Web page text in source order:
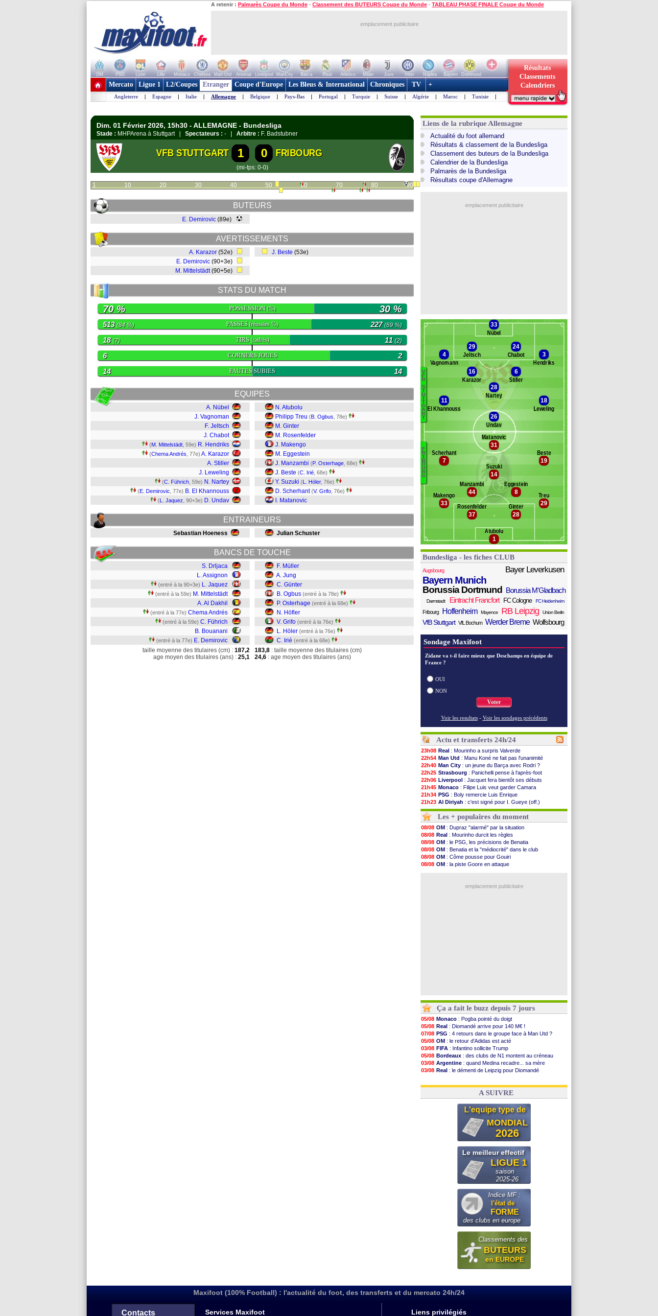
A retenir : Palmarès Coupe du Monde - Classement des BUTEURS Coupe du Monde - TABLEAU PHASE FINALE Coupe du Monde
emplacement publicitaire
OM PSG Lyon Lille Monaco Chelsea Man Utd Arsenal Liverpool ManCity Barca Real Atletico Milan Juve Inter Naples Bayern
Dortmund
+ de clubs
Résultats
Classements
Calendriers
Mercato Ligue 1 L2/Coupes Etranger Coupe d'Europe Les Bleus & International Chroniques TV +
Angleterre | Espagne | Italie | Allemagne | Belgique | Pays-Bas | Portugal | Turquie | Suisse | Algérie | Maroc | Tunisie |
Dim. 01 Février 2026, 15h30 - ALLEMAGNE - Bundesliga
Stade : MHPArena à Stuttgart | Spectateurs : - | Arbitre : F. Badstubner
VFB STUTTGART 1 0 FRIBOURG
(mi-tps: 0-0)
1 10 20 30 40 50 60 70 80 90
BUTEURS
E. Demirovic (89e)
AVERTISSEMENTS
A. Karazor (52e)
E. Demirovic (90+3e)
M. Mittelstädt(90+5e)
J. Beste (53e)
STATS DU MATCH
POSSESSION(%)
70 % 30 %
PASSES(réussies %)
513(84 %) 227(69 %)
TIRS(cadrés)
18(7) 11 (2)
CORNERS JOUES
6 2
FAUTES SUBIES
14 14
EQUIPES
A. Nübel
J. Vagnoman
F. Jeltsch
J. Chabot
(M. Mittelstädt , 59e) R. Hendriks
(Chema Andrés , 77e) A. Karazor
A. Stiller
J. Leweling
(C. Führich , 59e) N. Nartey
(E. Demirovic , 77e) B. El Khannouss
(L. Jaquez , 90+3e) D. Undav
N. Atubolu
Philipp Treu (B. Ogbus , 78e)
M. Ginter
M. Rosenfelder
J. Makengo
M. Eggestein
J. Manzambi (P. Osterhage , 68e)
J. Beste (C. Irié , 68e)
Y. Suzuki (L. Höler, 76e)
D. Scherhant (V. Grifo , 76e)
I. Matanovic
ENTRAINEURS
Sebastian Hoeness Julian Schuster
BANCS DE TOUCHE
S. Drljaca
L. Assignon
(entré à la 90+3e) L. Jaquez
(entré à la 59e) M. Mittelstädt
A. Al Dakhil
(entré à la 77e) Chema Andrés
(entré à la 59e) C. Führich
B. Bouanani
(entré à la 77e) E. Demirovic
F. Müller
A. Jung
C. Günter
B. Ogbus (entré à la 78e)
P. Osterhage (entré à la 68e)
N. Höfler
V. Grifo (entré à la 76e)
L. Höler (entré à la 76e)
C. Irié (entré à la 68e)
taille moyenne des titulaires (cm) : 187,2
age moyen des titulaires (ans) : 25,1
183,8 : taille moyenne des titulaires (cm)
24,6 : age moyen des titulaires (ans)
Liens de la rubrique Allemagne
Actualité du foot allemand
Résultats & classement de la Bundesliga
Classement des buteurs de la Bundesliga
Calendrier de la Bundesliga
Palmarès de la Bundesliga
Résultats coupe d'Allemagne
emplacement publicitaire
Banc des remplaçants VfB Stuttgart
Demirovic
Bouanani
Führich
Mittelstädt
Assignon
Drljaca
V
F
B
S
T
U
T
G
A
R
T
Banc des remplaçants
Irié
Osterhage
Ogbus
F
R
I
B
O
U
R
G
33
Nübel
29
Jeltsch
24
Chabot
4
Vagnomann
3
Hendriks
16
Karazor
6
Stiller
28
Nartey
11
El Khannouss
18
Leweling
26
Undav
1
Atubolu
28
Ginter
37
Rosenfelder 29
Treu
33
Makengo 8
Eggestein
44
Manzambi
14
Suzuki
19
Beste
7
Scherhant
31
Matanovic
Bundesliga - les fiches CLUB
Augsbourg Bayer Leverkusen
Bayern Munich
Borussia Dortmund Borussia M'Gladbach
Darmstadt Eintracht Francfort FC Cologne FC Heidenheim
Fribourg Hoffenheim Mayence RB Leipzig Union Berlin
VfB Stuttgart VfL Bochum Werder Breme Wolfsbourg
Sondage Maxifoot
Zidane va t-il faire mieux que Deschamps en équipe de
France ?
OUI
NON
Voter
Voir les resultats - Voir les sondages précédents
Actu et transferts 24h/24
23h08 Real : Mourinho a surpris Valverde
22h54 Man Utd : Manu Koné ne fait pas l'unanimité
22h40 Man City : un jeune du Barça avec Rodri ?
22h25 Strasbourg : Panichelli pense à l'après-foot
22h06 Liverpool : Jacquet fera bientôt ses débuts
21h45 Monaco : Filipe Luis veut garder Camara
21h34 PSG : Boly remercie Luis Enrique
21h23 Al Diriyah : c'est signé pour I. Gueye (off.)
21h12 Barça: Rodri, c'est quasiment bouclé
21h00
OM: la satisfaction de Genesio
20h52 Real: Endrick pose ses conditions
20h35
Nice: Pantaloni inquiet pour Abergel
20h19
Milan: Athekame va être prêté à l'OL
20h07
Arsenal: des nouvelles de Saliba
19h47
PSG: Digne évoque ses retrouvailles
19h26
Amical: Marseille 3-1 Athletic (fini)
19h21
Chelsea: Chalobah à Côme pour 36 M€ ...
: Godts avoue des discussions
Les + populaires du moment
08/08 OM : Dupraz "alarmé" par la situation
08/08 Real : Mourinho durcit les règles
08/08 OM : le PSG, les précisions de Benatia
08/08 OM : Benatia et la "médiocrité" dans le club
08/08 OM : Côme pousse pour Gouiri
08/08 OM : la piste Goore en attaque
emplacement publicitaire
Ça a fait le buzz depuis 7 jours
05/08 Monaco : Pogba pointé du doigt
05/08 Real : Diomandé arrive pour 140 M€ !
07/08 PSG : 4 retours dans le groupe face à Man Utd ?
05/08 OM : le retour d'Adidas est acté
03/08 FIFA : Infantino sollicite Trump
05/08 Bordeaux : des clubs de N1 montent au créneau
03/08 Argentine : quand Medina recadre... sa mère
03/08 Real : le démenti de Leipzig pour Diomandé
03/08 OM: Paixão attire un 2e club anglais
A SUIVRE
L'equipe type de
MONDIAL
2026
Le meilleur effectif
LIGUE 1
saison
2025-26
Indice MF :
l'état de
FORME
des clubs en europe
Classements des
BUTEURS
en EUROPE
Maxifoot (100% Football) : l'actualité du foot, des transferts et du mercato 24h/24
Contacts Services Maxifoot Liens privilégiés